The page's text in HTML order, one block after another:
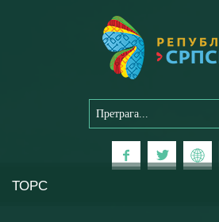
ТОРС